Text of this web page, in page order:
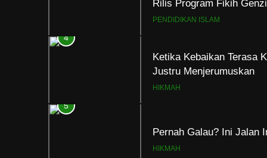
Justru Menjerumuskan
HIKMAH
5
Pernah Galau? Ini Jalan
6
Ngopi Bareng;
HIKMAH